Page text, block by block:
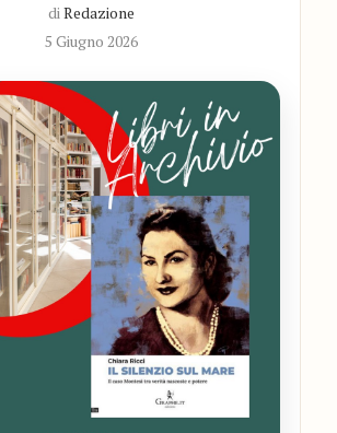
diRedazione
5 Giugno 2026